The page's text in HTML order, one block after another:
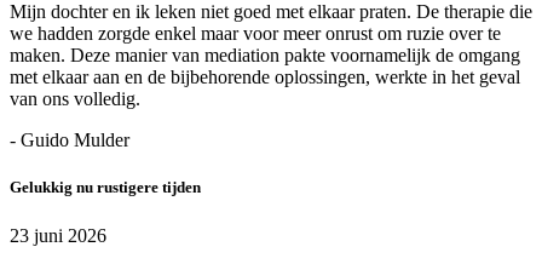
Mijn dochter en ik leken niet goed met elkaar praten. De therapie die
we hadden zorgde enkel maar voor meer onrust om ruzie over te
maken. Deze manier van mediation pakte voornamelijk de omgang
met elkaar aan en de bijbehorende oplossingen, werkte in het geval
van ons volledig.
- Guido Mulder
Gelukkig nu rustigere tijden
23 juni 2026